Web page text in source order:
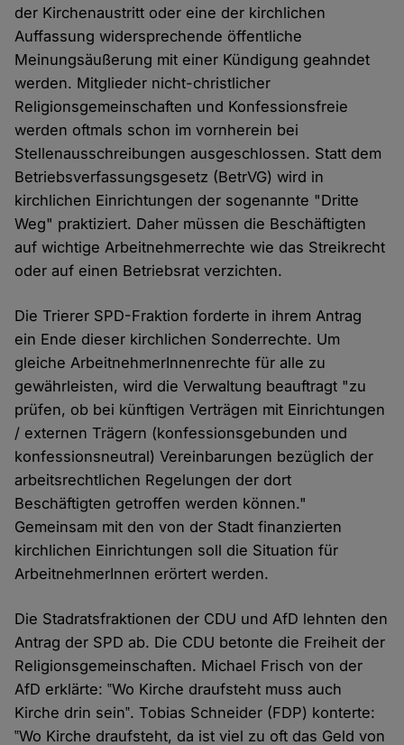
der Kirchenaustritt oder eine der kirchlichen
Auffassung widersprechende öffentliche
Meinungsäußerung mit einer Kündigung geahndet
werden. Mitglieder nicht-christlicher
Religionsgemeinschaften und Konfessionsfreie
werden oftmals schon im vornherein bei
Stellenausschreibungen ausgeschlossen. Statt dem
Betriebsverfassungsgesetz (BetrVG) wird in
kirchlichen Einrichtungen der sogenannte "Dritte
Weg" praktiziert. Daher müssen die Beschäftigten
auf wichtige Arbeitnehmerrechte wie das Streikrecht
oder auf einen Betriebsrat verzichten.
Die Trierer SPD-Fraktion forderte in ihrem Antrag
ein Ende dieser kirchlichen Sonderrechte. Um
gleiche ArbeitnehmerInnenrechte für alle zu
gewährleisten, wird die Verwaltung beauftragt "zu
prüfen, ob bei künftigen Verträgen mit Einrichtungen
/ externen Trägern (konfessionsgebunden und
konfessionsneutral) Vereinbarungen bezüglich der
arbeitsrechtlichen Regelungen der dort
Beschäftigten getroffen werden können."
Gemeinsam mit den von der Stadt finanzierten
kirchlichen Einrichtungen soll die Situation für
ArbeitnehmerInnen erörtert werden.
Die Stadratsfraktionen der CDU und AfD lehnten den
Antrag der SPD ab. Die CDU betonte die Freiheit der
Religionsgemeinschaften. Michael Frisch von der
AfD erklärte: ‟Wo Kirche draufsteht muss auch
Kirche drin sein‟. Tobias Schneider (FDP) konterte:
‟Wo Kirche draufsteht, da ist viel zu oft das Geld von